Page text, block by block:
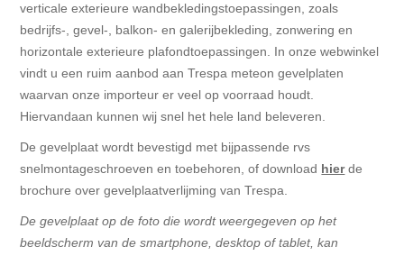
verticale exterieure wandbekledingstoepassingen, zoals
bedrijfs-, gevel-, balkon- en galerijbekleding, zonwering en
horizontale exterieure plafondtoepassingen. In onze webwinkel
vindt u een ruim aanbod aan Trespa meteon gevelplaten
waarvan onze importeur er veel op voorraad houdt.
Hiervandaan kunnen wij snel het hele land beleveren.
De gevelplaat wordt bevestigd met bijpassende rvs
snelmontageschroeven en toebehoren, of download hierde
brochure over gevelplaatverlijming van Trespa.
De gevelplaat op de foto die wordt weergegeven op het
beeldscherm van de smartphone, desktop of tablet, kan